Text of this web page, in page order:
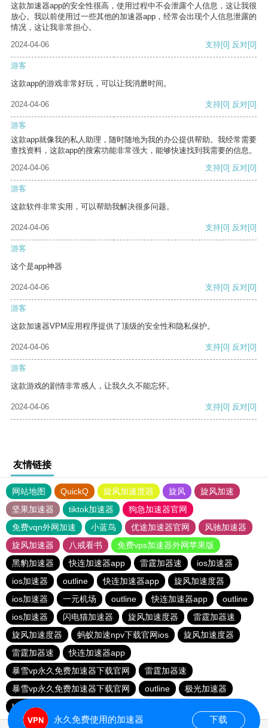
这款加速器app的安全性很高，使用过程中不会泄露个人信息，这让我很
放心。我以前使用过一些其他的加速器app，经常会出现个人信息泄露的
情况，这让我非常担心。
2024-04-06
支持[0] 反对[0]
游客
这款app的游戏非常好玩，可以让我消磨时间。
2024-04-06 支持[0] 反对[0]
游客
这款app就像我的私人助理，随时随地为我的办公提供帮助。我经常需要
查找资料，这款app的搜索功能非常强大，能够快速找到我需要的信息。
2024-04-06
支持[0] 反对[0]
游客
这款软件非常实用，可以帮助我解决很多问题。
2024-04-06 支持[0] 反对[0]
游客
这个是app神器
2024-04-06 支持[0] 反对[0]
游客
这款加速器VPM应用程序提供了顶级的安全性和隐私保护。
2024-04-06 支持[0] 反对[0]
游客
这款游戏的剧情非常感人，让我久久不能忘怀。
2024-04-06 支持[0] 反对[0]
友情链接
网站地图 QuickQ 旋风加速度器 旋风
旋风加速
坚果加速器
tiktok加速器
狗急加速器官网
免费vqn外网加速
小蓝鸟 优途加速器官网
风驰加速器
旋风加速器
八戒看书
免费vps加速器外网苹果版
黑豹加速器
快连加速器app 雷霆加器速
ios加速器
ios加速器
outline 快连加速器app
旋风加速度器
ios加速器
一元机场 outline 快连加速器app
outline
ios加速器
闪电猫加速器 旋风加速度器
雷霆加器速
旋风加速度器
蚂蚁加速npv下载官网ios
旋风加速度器
雷霆加器速
快连加速器app
暴雪vp永久免费加速器下载官网
雷霆加器速
暴雪vp永久免费加速器下载官网
outline
极光加速器
hammer加速器
永久免费使用的加速器 下载